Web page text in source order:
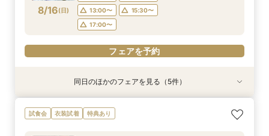
フェアを予約
17:00〜
フェアを予約
フェアを予約
フェアを予約
フェアを予約
フェアを予約
8/16(日)
13:00〜
15:30〜
17:00〜
フェアを予約
衣装試着 特典あり
【見積相談会】結婚式費用を抑えて挙げるコツを
教えます♪
衣装試着 特典あり
＜料理重視の方へ◎＞こだわり抜いた記憶に残る
美食体験◇黒毛和牛3万試食付き！骨格診断＆お
衣装試着 特典あり
【初見学におすすめ】贅沢和牛試食×大聖堂チャ
ペル×模擬披露宴
衣装試着 特典あり
【徹底比較*2件目以降の方へ】見積相談×全館見
学&国産牛試食付
衣装試着 特典あり
＼10～30名★邸宅貸切OK／プライベート挙式＆
家族婚相談×試食会
同日のほかのフェアを見る（5件）
試食会 衣装試着 特典あり